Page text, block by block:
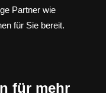
Partner wie
für Sie bereit.
für mehr